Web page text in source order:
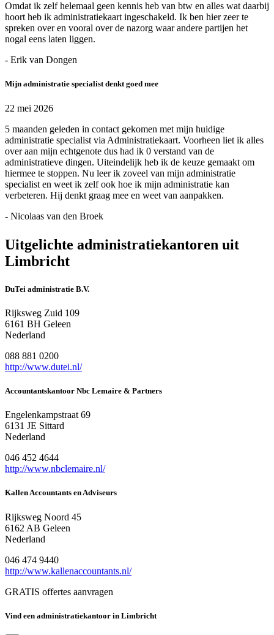
Omdat ik zelf helemaal geen kennis heb van btw en alles wat daarbij
hoort heb ik administratiekaart ingeschakeld. Ik ben hier zeer te
spreken over en vooral over de nazorg waar andere partijen het
nogal eens laten liggen.
- Erik van Dongen
Mijn administratie specialist denkt goed mee
22 mei 2026
5 maanden geleden in contact gekomen met mijn huidige
administratie specialist via Administratiekaart. Voorheen liet ik alles
over aan mijn echtgenote dus had ik 0 verstand van de
administratieve dingen. Uiteindelijk heb ik de keuze gemaakt om
hiermee te stoppen. Nu leer ik zoveel van mijn administratie
specialist en weet ik zelf ook hoe ik mijn administratie kan
verbeteren. Hij denkt graag mee en weet van aanpakken.
- Nicolaas van den Broek
Uitgelichte administratiekantoren uit
Limbricht
DuTei administratie B.V.
Rijksweg Zuid 109
6161 BH Geleen
Nederland
088 881 0200
http://www.dutei.nl/
Accountantskantoor Nbc Lemaire & Partners
Engelenkampstraat 69
6131 JE Sittard
Nederland
046 452 4644
http://www.nbclemaire.nl/
Kallen Accountants en Adviseurs
Rijksweg Noord 45
6162 AB Geleen
Nederland
046 474 9440
http://www.kallenaccountants.nl/
GRATIS offertes aanvragen
Vind een administratiekantoor in Limbricht